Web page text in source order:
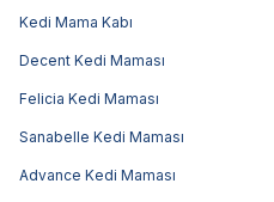
Kedi Mama Kabı
Decent Kedi Maması
Felicia Kedi Maması
Sanabelle Kedi Maması
Advance Kedi Maması